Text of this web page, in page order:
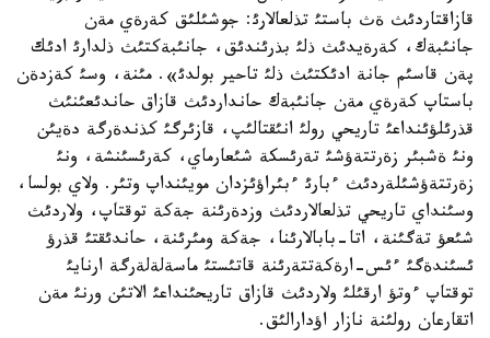
قازاقتاردئث ةث باستئ تذلعالارئ: جوشئلئق كةرةي مةن
جانئبةك، كةرةيدئث ذلئ بذرئندئق، جانئبةكتئث ذلدارئ ادئك
پةن قاسئم جانة ادئكتئث ذلئ تاحير بولدئ». مئنة، وسئ كةزدةن
باستاپ كةرةي مةن جانئبةك حانداردئث قازاق حاندئعئنئث
قذرئلؤئنداعئ تاريحي رولئ انئقتالئپ، قازئرگئ كذندةرگة دةيئن
ونئ ةشبئر زةرتتةؤشئ تةرئسكة شئعارماي، كةرئسئنشة، ونئ
زةرتتةؤشئلةردئث ءبارئ ءبئراؤئزدان مويئنداپ وتئر. ولاي بولسا،
وسئنداي تاريحي تذلعالاردئث وزدةرئنة جةكة توقتاپ، ولاردئث
شئعؤ تةگئنة، اتا-بابالارئنا، جةكة ومئرئنة، حاندئقتئ قذرؤ
ئسئندةگئ ءئس-ارةكةتتةرئنة قاتئستئ ماسةلةلةرگة ارنايئ
توقتاپ ءوتؤ ارقئلئ ولاردئث قازاق تاريحئنداعئ الاتئن ورنئ مةن
اتقارعان رولئنة نازار اؤدارالئق.